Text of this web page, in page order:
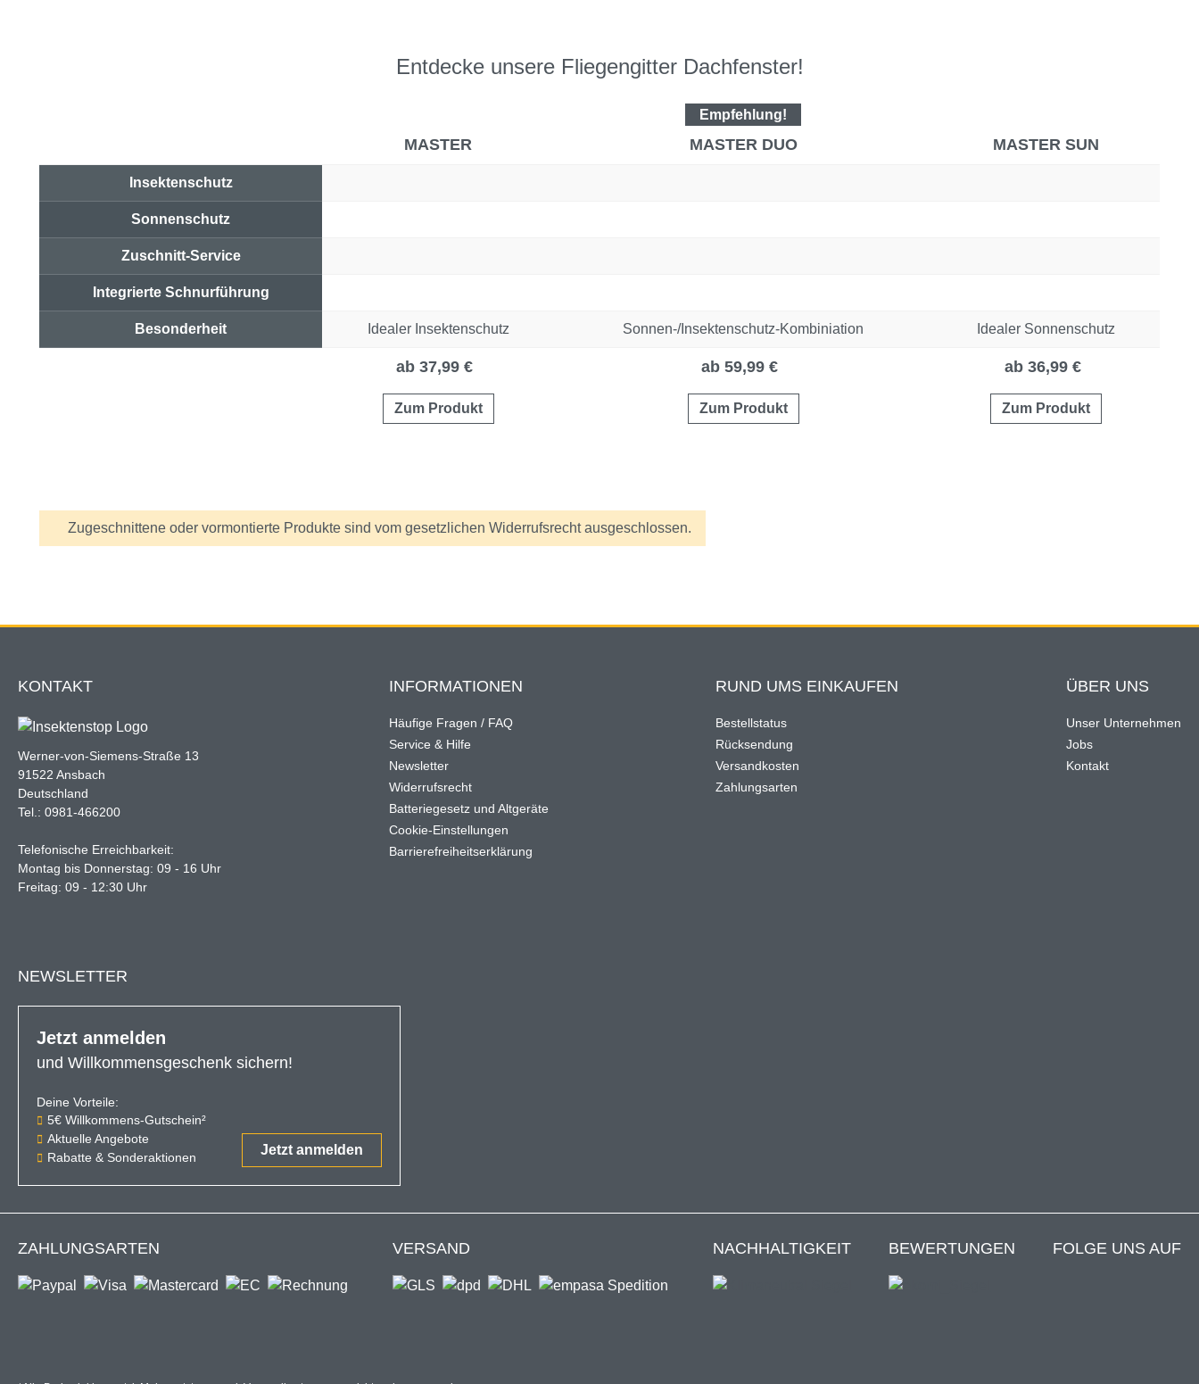
Entdecke unsere Fliegengitter Dachfenster!
MASTER
Empfehlung!
MASTER DUO MASTER SUN
Insektenschutz
Sonnenschutz
Zuschnitt-Service
Integrierte Schnurführung
Besonderheit Idealer Insektenschutz Sonnen-/Insektenschutz-Kombiniation
Idealer Sonnenschutz
ab 37,99 €
Zum Produkt
ab 59,99 €
Zum Produkt
ab 36,99 €
Zum Produkt
Information
Zugeschnittene oder vormontierte Produkte sind vom gesetzlichen Widerrufsrecht ausgeschlossen.
KONTAKT
Werner-von-Siemens-Straße 13
91522 Ansbach
Deutschland
Tel.: 0981-466200
Telefonische Erreichbarkeit:
Montag bis Donnerstag: 09 - 16 Uhr
Freitag: 09 - 12:30 Uhr
INFORMATIONEN
Häufige Fragen / FAQ
Service & Hilfe
Newsletter
Widerrufsrecht
Batteriegesetz und Altgeräte
Cookie-Einstellungen
Barrierefreiheitserklärung
RUND UMS EINKAUFEN
Bestellstatus
Rücksendung
Versandkosten
Zahlungsarten
ÜBER UNS
Unser Unternehmen
Jobs
Kontakt
NEWSLETTER
Jetzt anmelden
und Willkommensgeschenk sichern!
Deine Vorteile:
5€ Willkommens-Gutschein²Der 5€-Gutschein ist ab einem Einkaufswert von 50€ gültig und nur einmal pro Kunde einlösbar.
Aktuelle Angebote
Rabatte & Sonderaktionen
Jetzt anmelden
ZAHLUNGSARTEN VERSAND NACHHALTIGKEIT BEWERTUNGEN FOLGE UNS AUF